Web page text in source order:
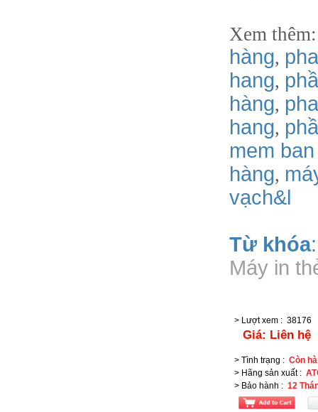
Xem
hàng,
hang,
hàng,
hang,
mem
hàng,
vạch&l
Từ khóa
Máy in
> Lượt xem : 38176
Giá: Liên hệ
> Tình trạng : Còn
> Hãng sản xuất:
> Bảo hành : 12